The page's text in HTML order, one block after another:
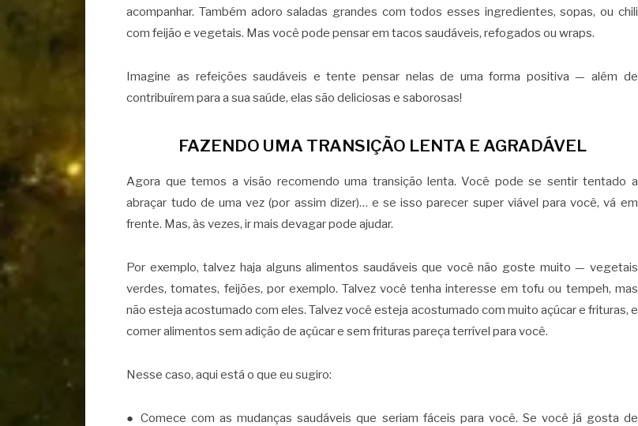
acompanhar. Também adoro saladas grandes com todos esses ingredientes, sopas, ou chili
com feijão e vegetais. Mas você pode pensar em tacos saudáveis, refogados ou wraps.
Imagine as refeições saudáveis e tente pensar nelas de uma forma positiva — além de
contribuírem para a sua saúde, elas são deliciosas e saborosas!
FAZENDO UMA TRANSIÇÃO LENTA E AGRADÁVEL
Agora que temos a visão recomendo uma transição lenta. Você pode se sentir tentado a
abraçar tudo de uma vez (por assim dizer)… e se isso parecer super viável para você, vá em
frente. Mas, às vezes, ir mais devagar pode ajudar.
Por exemplo, talvez haja alguns alimentos saudáveis que você não goste muito — vegetais
verdes, tomates, feijões, por exemplo. Talvez você tenha interesse em tofu ou tempeh, mas
não esteja acostumado com eles. Talvez você esteja acostumado com muito açúcar e frituras, e
comer alimentos sem adição de açúcar e sem frituras pareça terrível para você.
Nesse caso, aqui está o que eu sugiro:
● Comece com as mudanças saudáveis que seriam fáceis para você. Se você já gosta de